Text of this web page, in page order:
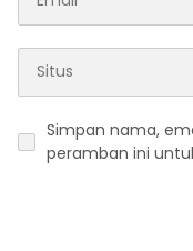
Simpan nama,
peramban ini